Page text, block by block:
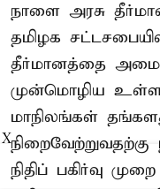
நாளை அரசு
தமிழக
தீர்மானத்தை
முன்மொழிய
மாநிலங்கள்
நிதிப் பகிர்வு
X